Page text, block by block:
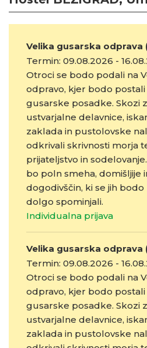
Velika gusarska odprava
Termin: 09.08.2026 -
Otroci se bodo podali na
odpravo, kjer bodo
gusarske posadke. Skozi
ustvarjalne delavnice,
zaklada in pustolovske
odkrivali skrivnosti morja
prijateljstvo in
bo poln smeha, domišljije
dogodivščin, ki se jih bodo
dolgo spominjali.
Individualna prijava
Velika gusarska odprava
Termin: 09.08.2026 -
Otroci se bodo podali na
odpravo, kjer bodo
gusarske posadke. Skozi
ustvarjalne delavnice,
zaklada in pustolovske